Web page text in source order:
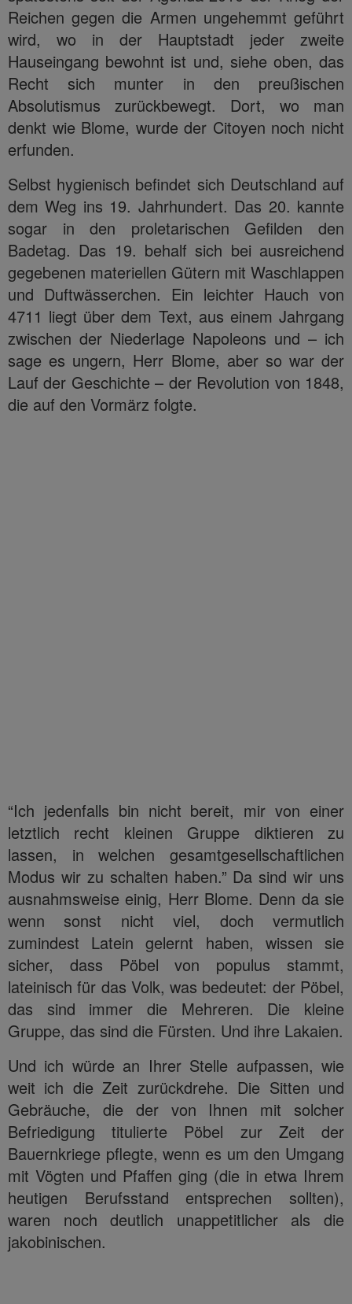
Reichen gegen die Armen ungehemmt geführt
wird, wo in der Hauptstadt jeder zweite
Hauseingang bewohnt ist und, siehe oben, das
Recht sich munter in den preußischen
Absolutismus zurückbewegt. Dort, wo man
denkt wie Blome, wurde der Citoyen noch nicht
erfunden.
Selbst hygienisch befindet sich Deutschland auf
dem Weg ins 19. Jahrhundert. Das 20. kannte
sogar in den proletarischen Gefilden den
Badetag. Das 19. behalf sich bei ausreichend
gegebenen materiellen Gütern mit Waschlappen
und Duftwässerchen. Ein leichter Hauch von
4711 liegt über dem Text, aus einem Jahrgang
zwischen der Niederlage Napoleons und – ich
sage es ungern, Herr Blome, aber so war der
Lauf der Geschichte – der Revolution von 1848,
die auf den Vormärz folgte.
“Ich jedenfalls bin nicht bereit, mir von einer
letztlich recht kleinen Gruppe diktieren zu
lassen, in welchen gesamtgesellschaftlichen
Modus wir zu schalten haben.” Da sind wir uns
ausnahmsweise einig, Herr Blome. Denn da sie
wenn sonst nicht viel, doch vermutlich
zumindest Latein gelernt haben, wissen sie
sicher, dass Pöbel von populus stammt,
lateinisch für das Volk, was bedeutet: der Pöbel,
das sind immer die Mehreren. Die kleine
Gruppe, das sind die Fürsten. Und ihre Lakaien.
Und ich würde an Ihrer Stelle aufpassen, wie
weit ich die Zeit zurückdrehe. Die Sitten und
Gebräuche, die der von Ihnen mit solcher
Befriedigung titulierte Pöbel zur Zeit der
Bauernkriege pflegte, wenn es um den Umgang
mit Vögten und Pfaffen ging (die in etwa Ihrem
heutigen Berufsstand entsprechen sollten),
waren noch deutlich unappetitlicher als die
jakobinischen.